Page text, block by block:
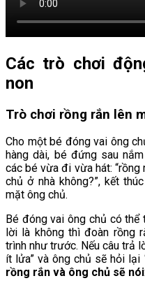
Các trò chơi
non
Trò chơi rồng rắn lên
Cho một bé đóng vai ông
hàng dài, bé đứng sau
các bé vừa đi vừa hát:
chủ ở nhà không?”, kết
mặt ông chủ.
Bé đóng vai ông chủ có
lời là không thì đoàn rồng
trình như trước. Nếu câu trả
ít lửa” và ông chủ sẽ hỏi lại
rồng rắn và ông chủ sẽ nói: